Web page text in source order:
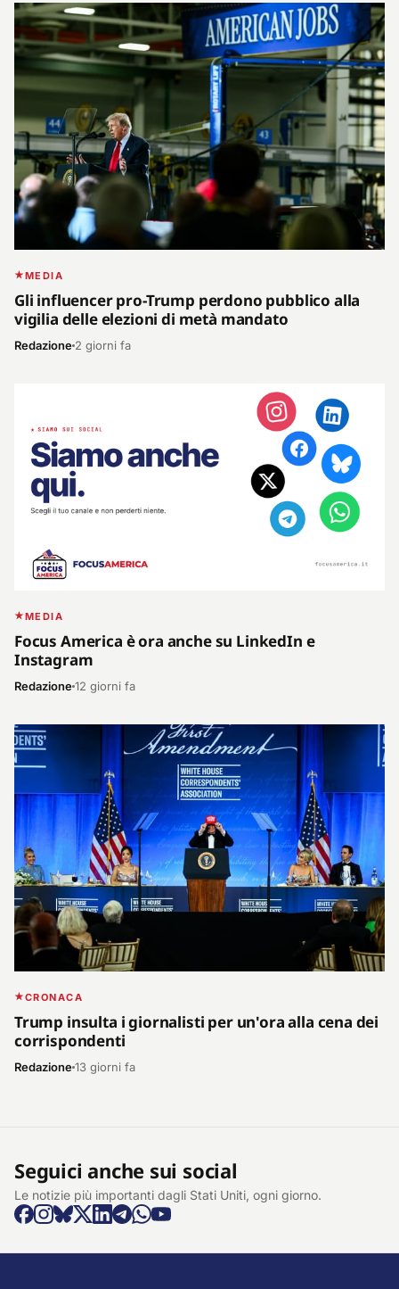
MEDIA
Gli influencer pro-Trump perdono pubblico alla
vigilia delle elezioni di metà mandato
Redazione 2 giorni fa
MEDIA
Focus America è ora anche su LinkedIn e
Instagram
Redazione12 giorni fa
CRONACA
Trump insulta i giornalisti per un'ora alla cena dei
corrispondenti
Redazione13 giorni fa
Seguici anche sui social
Le notizie più importanti dagli Stati Uniti, ogni giorno.